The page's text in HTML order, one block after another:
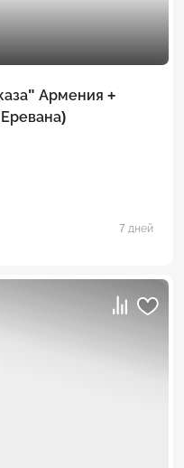
Армения +
7 дней